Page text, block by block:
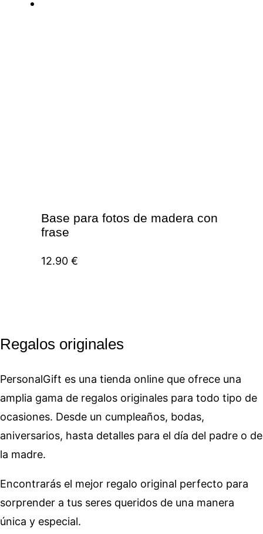
Base para fotos de madera con
frase
12.90 €
Regalos originales
PersonalGift es una tienda online que ofrece una
amplia gama de regalos originales para todo tipo de
ocasiones. Desde un cumpleaños, bodas,
aniversarios, hasta detalles para el día del padre o de
la madre.
Encontrarás el mejor regalo original perfecto para
sorprender a tus seres queridos de una manera
única y especial.